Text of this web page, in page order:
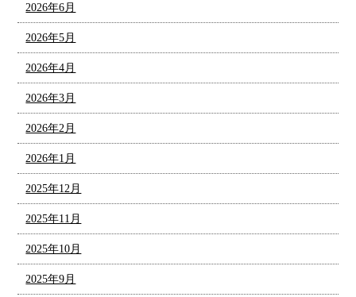
2026年6月
2026年5月
2026年4月
2026年3月
2026年2月
2026年1月
2025年12月
2025年11月
2025年10月
2025年9月